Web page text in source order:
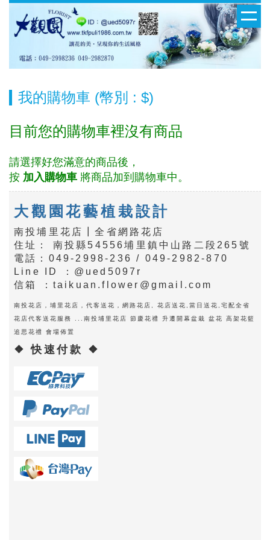
我的購物車 (幣別 : $)
目前您的購物車裡沒有商品
請選擇好您滿意的商品後，
按 加入購物車 將商品加到購物車中。
大觀園花藝植栽設計
南投埔里花店┃全省網路花店
住址： 南投縣54556埔里鎮中山路二段265號
電話：049-2998-236 / 049-2982-870
Line ID ：@ued5097r
信箱 ：taikuan.flower@gmail.com
南投花店，埔里花店，代客送花，網路花店, 花店送花,當日送花,宅配全省
花店代客送花服務 ...南投埔里花店 節慶花禮 升遷開幕盆栽 盆花 高架花籃
追思花禮 會場佈置
❖ 快速付款 ❖